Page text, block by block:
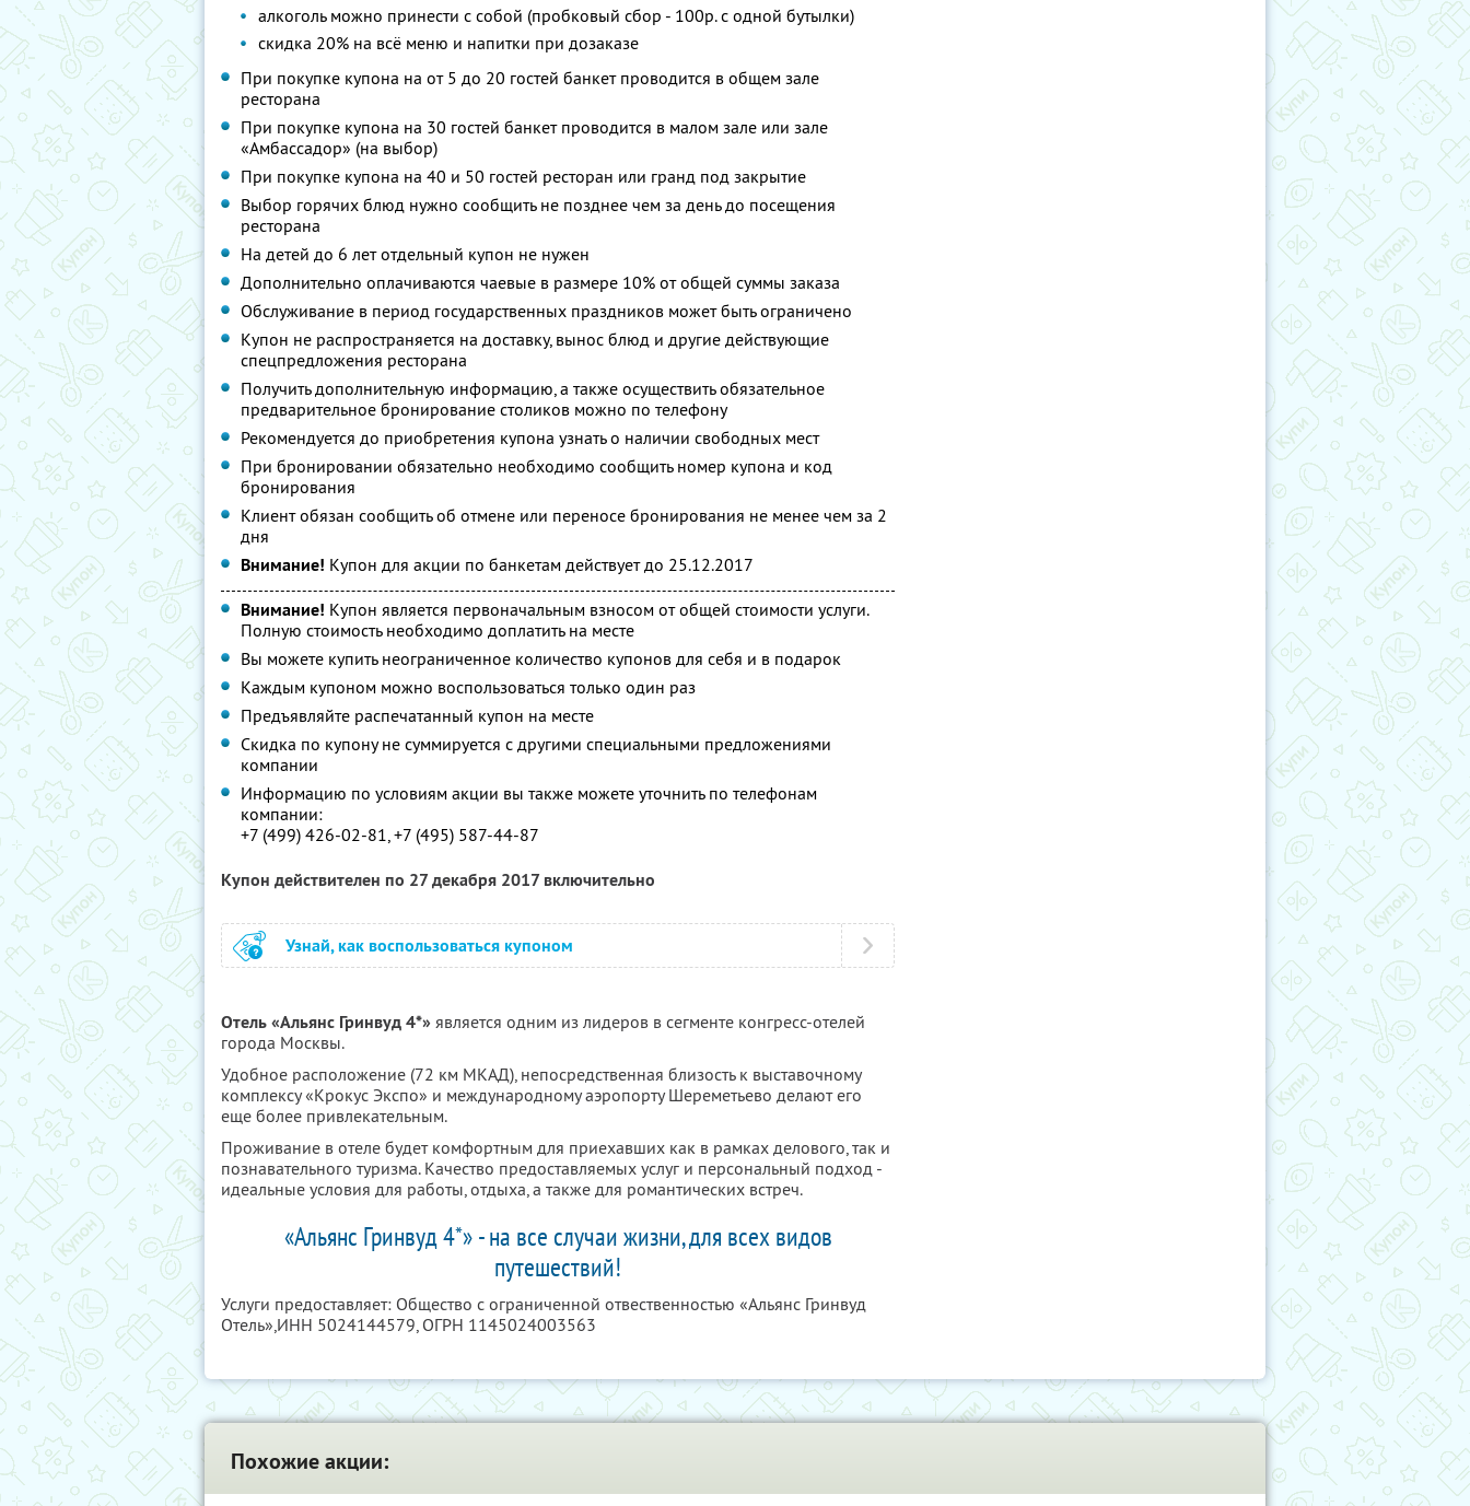
алкоголь можно принести с собой (пробковый сбор - 100р. с одной бутылки)
скидка 20% на всё меню и напитки при дозаказе
При покупке купона на от 5 до 20 гостей банкет проводится в общем зале
ресторана
При покупке купона на 30 гостей банкет проводится в малом зале или зале
«Амбассадор» (на выбор)
При покупке купона на 40 и 50 гостей ресторан или гранд под закрытие
Выбор горячих блюд нужно сообщить не позднее чем за день до посещения
ресторана
На детей до 6 лет отдельный купон не нужен
Дополнительно оплачиваются чаевые в размере 10% от общей суммы заказа
Обслуживание в период государственных праздников может быть ограничено
Купон не распространяется на доставку, вынос блюд и другие действующие
спецпредложения ресторана
Получить дополнительную информацию, а также осуществить обязательное
предварительное бронирование столиков можно по телефону
Рекомендуется до приобретения купона узнать о наличии свободных мест
При бронировании обязательно необходимо сообщить номер купона и код
бронирования
Клиент обязан сообщить об отмене или переносе бронирования не менее чем за 2
дня
Внимание! Купон для акции по банкетам действует до 25.12.2017
Внимание! Купон является первоначальным взносом от общей стоимости услуги.
Полную стоимость необходимо доплатить на месте
Вы можете купить неограниченное количество купонов для себя и в подарок
Каждым купоном можно воспользоваться только один раз
Предъявляйте распечатанный купон на месте
Скидка по купону не суммируется с другими специальными предложениями
компании
Информацию по условиям акции вы также можете уточнить по телефонам
компании:
+7 (499) 426-02-81, +7 (495) 587-44-87
Купон действителен по 27 декабря 2017 включительно
Узнай, как воспользоваться купоном
Отель «Альянс Гринвуд 4*» является одним из лидеров в сегменте конгресс-отелей
города Москвы.
Удобное расположение (72 км МКАД), непосредственная близость к выставочному
комплексу «Крокус Экспо» и международному аэропорту Шереметьево делают его
еще более привлекательным.
Проживание в отеле будет комфортным для приехавших как в рамках делового, так и
познавательного туризма. Качество предоставляемых услуг и персональный подход -
идеальные условия для работы, отдыха, а также для романтических встреч.
«Альянс Гринвуд 4*» - на все случаи жизни, для всех видов
путешествий!
Услуги предоставляет: Общество с ограниченной отвественностью «Альянс Гринвуд
Отель»,ИНН 5024144579, ОГРН 1145024003563
Похожие акции: